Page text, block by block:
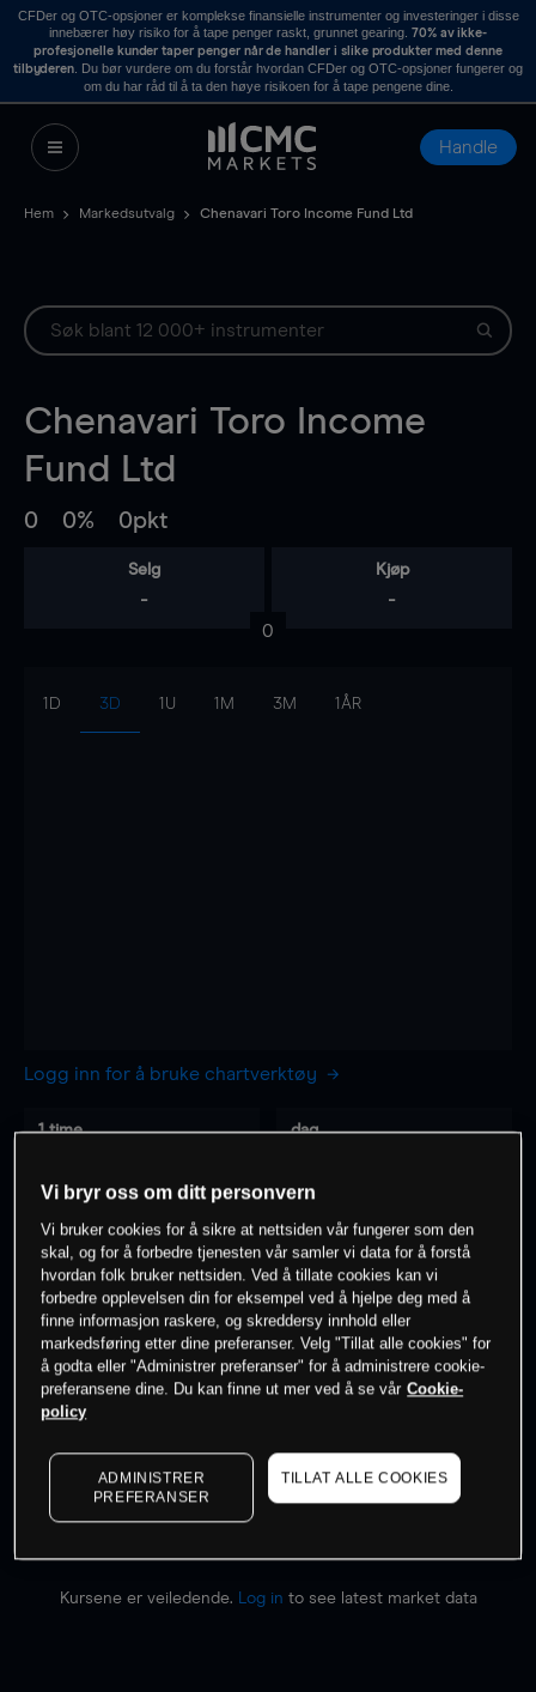
CFDer og OTC-opsjoner er komplekse finansielle instrumenter og investeringer i disse
innebærer høy risiko for å tape penger raskt, grunnet gearing. 70% av ikke-
profesjonelle kunder taper penger når de handler i slike produkter med denne
tilbyderen . Du bør vurdere om du forstår hvordan CFDer og OTC-opsjoner fungerer og
om du har råd til å ta den høye risikoen for å tape pengene dine.
Handle
Hem Markedsutvalg Chenavari Toro Income Fund Ltd
Chenavari Toro Income
Fund Ltd
0 0% 0pkt
Selg
-
Kjøp
-
0
1D 3D 1U 1M 3M 1ÅR
Logg inn for å bruke chartverktøy
1 time dag
7 dager
-
30 dager
-
0% av kunder erpå dette instrumentet
Kursene er veiledende. Log in to see latest market data
Vi bryr oss om ditt personvern
Vi bruker cookies for å sikre at nettsiden vår fungerer som den
skal, og for å forbedre tjenesten vår samler vi data for å forstå
hvordan folk bruker nettsiden. Ved å tillate cookies kan vi
forbedre opplevelsen din for eksempel ved å hjelpe deg med å
finne informasjon raskere, og skreddersy innhold eller
markedsføring etter dine preferanser. Velg "Tillat alle cookies" for
å godta eller "Administrer preferanser" for å administrere cookie-
preferansene dine. Du kan finne ut mer ved å se vår Cookie-
policy
ADMINISTRER
PREFERANSER
TILLAT ALLE COOKIES